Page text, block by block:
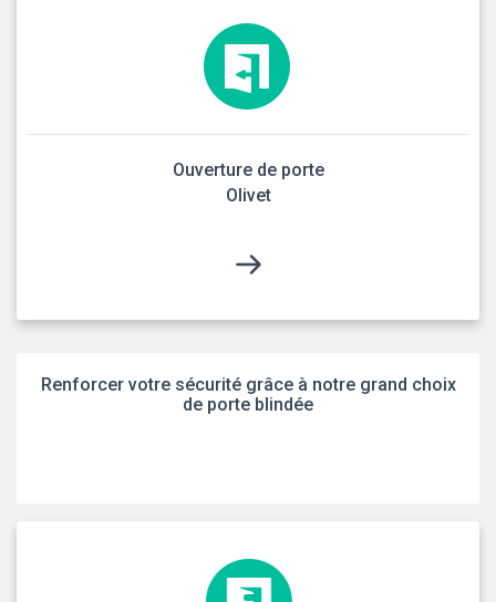
Ouverture de porte
Olivet
Renforcer votre sécurité grâce à notre grand choix
de porte blindée